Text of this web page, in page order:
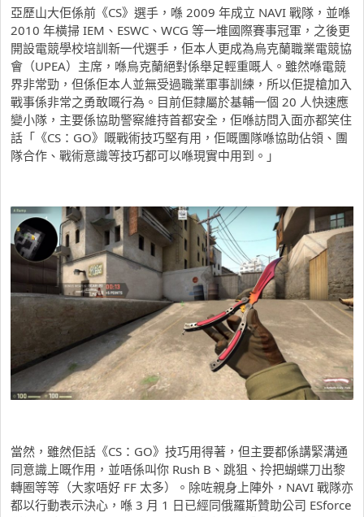
亞歷山大佢係前《CS》選手，喺 2009 年成立 NAVI 戰隊，並喺
2010 年橫掃 IEM、ESWC、WCG 等一堆國際賽事冠軍，之後更
開設電競學校培訓新一代選手，佢本人更成為烏克蘭職業電競協
會（UPEA）主席，喺烏克蘭絕對係舉足輕重嘅人。雖然喺電競
界非常勁，但係佢本人並無受過職業軍事訓練，所以佢提槍加入
戰事係非常之勇敢嘅行為。目前佢隸屬於基輔一個 20 人快速應
變小隊，主要係協助警察維持首都安全，佢喺訪問入面亦都笑住
話「《CS：GO》嘅戰術技巧堅有用，佢嘅團隊喺協助佔領、團
隊合作、戰術意識等技巧都可以喺現實中用到。」
當然，雖然佢話《CS：GO》技巧用得著，但主要都係講緊溝通
同意識上嘅作用，並唔係叫你 Rush B、跳狙、拎把蝴蝶刀出黎
轉圈等等（大家唔好 FF 太多）。除咗親身上陣外，NAVI 戰隊亦
都以行動表示決心，喺 3 月 1 日已經同俄羅斯贊助公司 ESforce